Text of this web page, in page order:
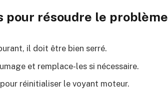
pour résoudre le problème
il doit être bien serré.
et remplace-les si nécessaire.
réinitialiser le voyant moteur.